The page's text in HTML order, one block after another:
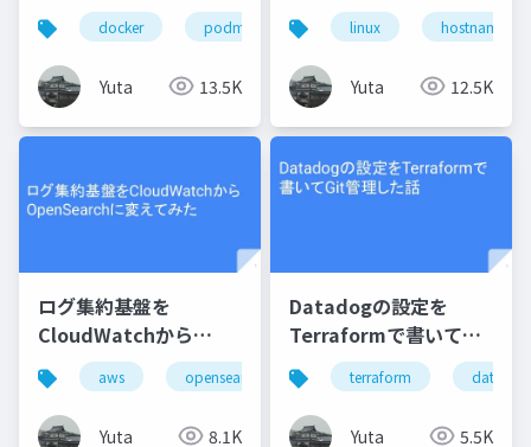
docker podman コンテナ
Yuta 13.5K
linux hostname
Yuta 12.5K
ログ集約基盤を
CloudWatchから
OpenSearchに変えて
みた
aws opensearch log
Yuta 8.1K
Datadogの設定を
Terraformで書いてGit
管理した話
terraform datadog
Yuta 5.5K